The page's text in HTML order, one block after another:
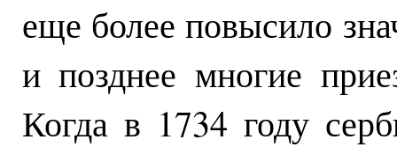
еще более повысило
и позднее многие
Когда в 1734 году